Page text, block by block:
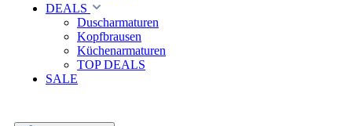
DEALS
Duscharmaturen
Kopfbrausen
Küchenarmaturen
TOP DEALS
SALE